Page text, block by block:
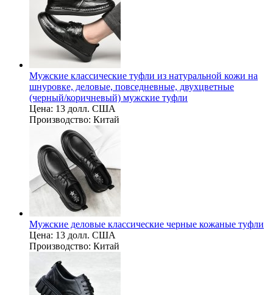
Мужские классические туфли из натуральной кожи на
шнуровке, деловые, повседневные, двухцветные
(черный/коричневый) мужские туфли
Цена: 13 долл. США
Производство: Китай
Мужские деловые классические черные кожаные туфли
Цена: 13 долл. США
Производство: Китай